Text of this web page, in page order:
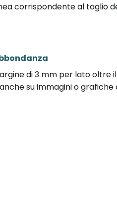
corrispondente al taglio
di 3 mm per lato oltre
su immagini o grafiche